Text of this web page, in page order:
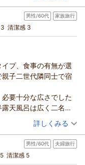
ミ5つ星の絶景天空露天と
和室
/税込)
男性/60代 家族旅行
清潔感 3
プ、食事の有無が選
子二世代隣同士で宿
要十分な広さでした
天風呂は広く二名は
味しくいただきまし
場三台の内一台に知
（投稿日：2026/07/22）
空露天風呂で癒しの贅沢
詳しくみる
男性/60代 夫婦旅行
清潔感 5